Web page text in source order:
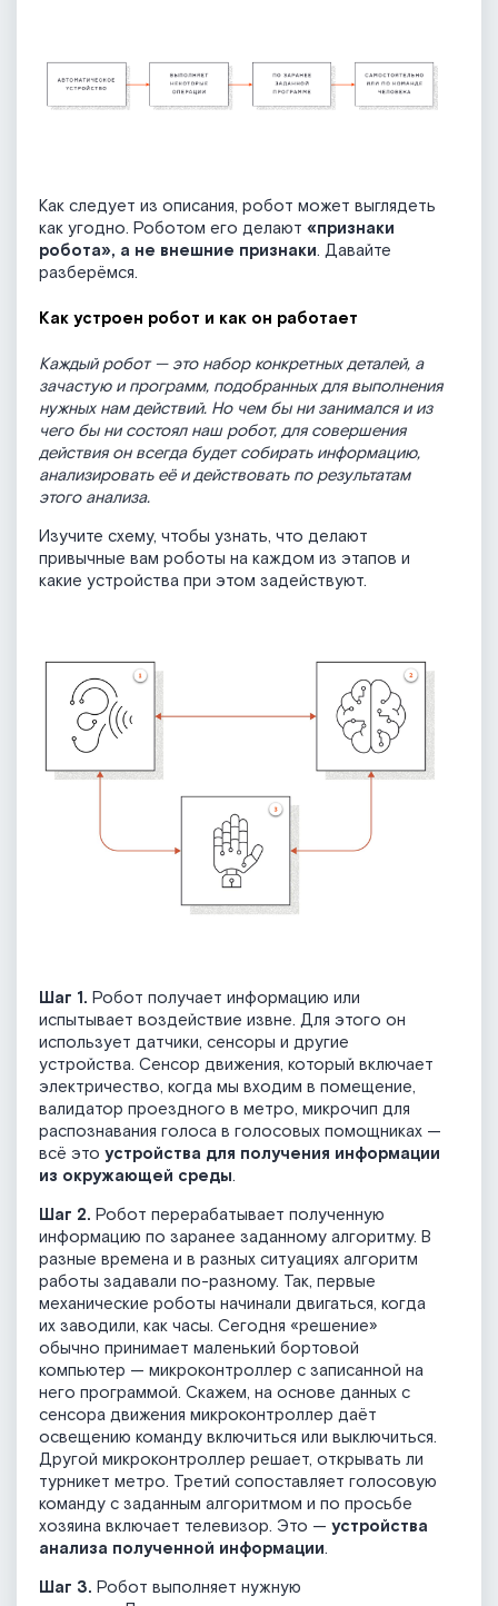
Как следует из описания, робот может выглядеть
как угодно. Роботом его делают «признаки
робота», а не внешние признаки. Давайте
разберёмся.
Как устроен робот и как он работает
Каждый робот — это набор конкретных деталей, а
зачастую и программ, подобранных для выполнения
нужных нам действий. Но чем бы ни занимался и из
чего бы ни состоял наш робот, для совершения
действия он всегда будет собирать информацию,
анализировать её и действовать по результатам
этого анализа.
Изучите схему, чтобы узнать, что делают
привычные вам роботы на каждом из этапов и
какие устройства при этом задействуют.
Шаг 1. Робот получает информацию или
испытывает воздействие извне. Для этого он
использует датчики, сенсоры и другие
устройства. Сенсор движения, который включает
электричество, когда мы входим в помещение,
валидатор проездного в метро, микрочип для
распознавания голоса в голосовых помощниках —
всё это устройства для получения информации
из окружающей среды.
Шаг 2. Робот перерабатывает полученную
информацию по заранее заданному алгоритму. В
разные времена и в разных ситуациях алгоритм
работы задавали по-разному. Так, первые
механические роботы начинали двигаться, когда
их заводили, как часы. Сегодня «решение»
обычно принимает маленький бортовой
компьютер — микроконтроллер с записанной на
него программой. Скажем, на основе данных с
сенсора движения микроконтроллер даёт
освещению команду включиться или выключиться.
Другой микроконтроллер решает, открывать ли
турникет метро. Третий сопоставляет голосовую
команду с заданным алгоритмом и по просьбе
хозяина включает телевизор. Это — устройства
анализа полученной информации.
Шаг 3. Робот выполняет нужную